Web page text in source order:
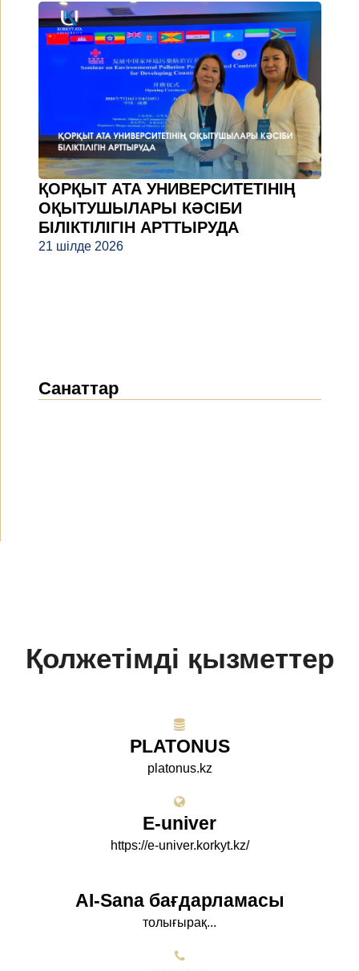
ҚОРҚЫТ АТА УНИВЕРСИТЕТІНІҢ
ОҚЫТУШЫЛАРЫ КӘСІБИ
БІЛІКТІЛІГІН АРТТЫРУДА
21 шілде 2026
Санаттар
Қолжетімді қызметтер
PLATONUS
platonus.kz
E-univer
https://e-univer.korkyt.kz/
AI-Sana бағдарламасы
толығырақ...